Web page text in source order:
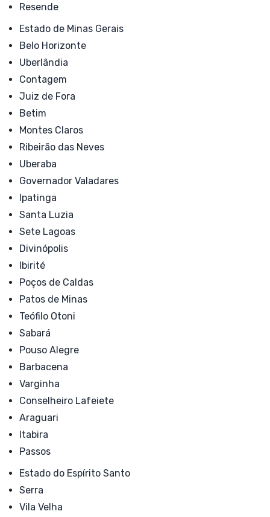
Resende
Estado de Minas Gerais
Belo Horizonte
Uberlândia
Contagem
Juiz de Fora
Betim
Montes Claros
Ribeirão das Neves
Uberaba
Governador Valadares
Ipatinga
Santa Luzia
Sete Lagoas
Divinópolis
Ibirité
Poços de Caldas
Patos de Minas
Teófilo Otoni
Sabará
Pouso Alegre
Barbacena
Varginha
Conselheiro Lafeiete
Araguari
Itabira
Passos
Estado do Espírito Santo
Serra
Vila Velha